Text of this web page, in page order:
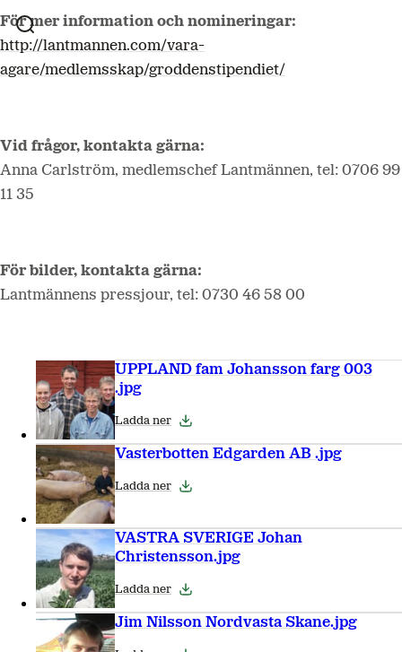
För mer information och nomineringar:
http://lantmannen.com/vara-
agare/medlemsskap/groddenstipendiet/
Vid frågor, kontakta gärna:
Anna Carlström, medlemschef Lantmännen, tel: 0706 99
11 35
För bilder, kontakta gärna:
Lantmännens pressjour, tel: 0730 46 58 00
UPPLAND fam Johansson farg 003
.jpg
Ladda ner
Vasterbotten Edgarden AB .jpg
Ladda ner
VASTRA SVERIGE Johan
Christensson.jpg
Ladda ner
Jim Nilsson Nordvasta Skane.jpg